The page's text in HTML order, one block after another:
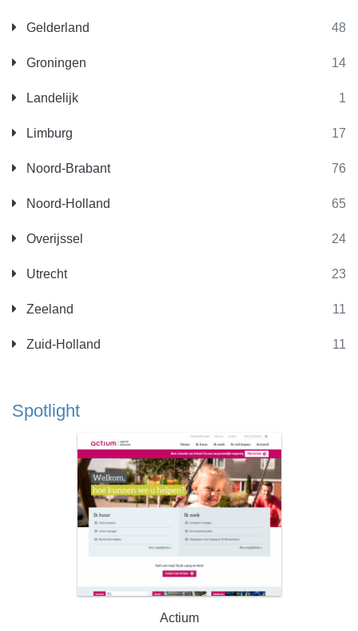
Gelderland 48
Groningen 14
Landelijk 1
Limburg 17
Noord-Brabant 76
Noord-Holland 65
Overijssel 24
Utrecht 23
Zeeland 11
Zuid-Holland 11
Spotlight
Actium